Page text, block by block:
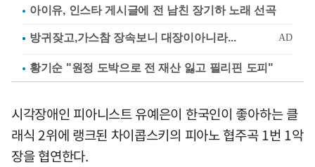
아이유, 인스타 게시글에 전 남친 장기하 노래 선곡
황기순 "원정 도박으로 전 재산 잃고 필리핀 도피"
시각장애인 피아니스트 유예은이 한국인이 좋아하는 클
래식 2위에 랭크된 차이콥스키의 피아노 협주곡 1번 1악
장을 협연한다.